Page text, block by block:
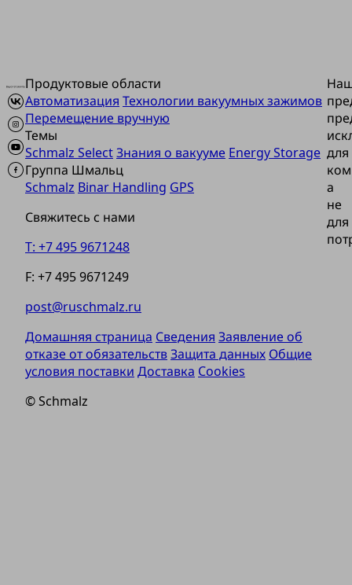
Продуктовые области
Автоматизация Технологии вакуумных зажимов
Перемещение вручную
Темы
Schmalz SelectЗнания о вакууме Energy Storage
Группа Шмальц
Schmalz Binar Handling GPS
Свяжитесь с нами
T: +7 495 9671248
F: +7 495 9671249
post@ruschmalz.ru
для
а
не
для
Домашняя страница Сведения Заявление об
отказе от обязательствЗащита данных Общие
условия поставки Доставка Cookies
© Schmalz